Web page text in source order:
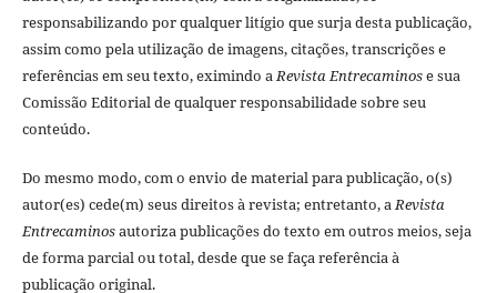
responsabilizando por qualquer litígio que surja desta publicação,
assim como pela utilização de imagens, citações, transcrições e
referências em seu texto, eximindo aRevista Entrecaminose sua
Comissão Editorial de qualquer responsabilidade sobre seu
conteúdo.
Do mesmo modo, com o envio de material para publicação, o(s)
autor(es) cede(m) seus direitos à revista; entretanto, aRevista
Entrecaminosautoriza publicações do texto em outros meios, seja
de forma parcial ou total, desde que se faça referência à
publicação original.